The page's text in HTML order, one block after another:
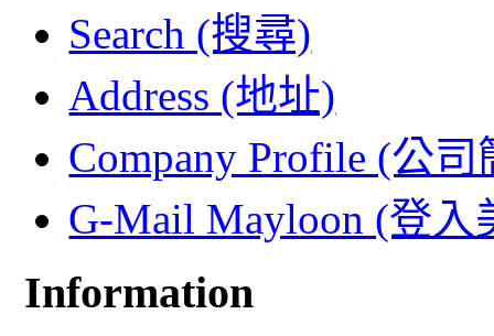
Search (搜尋)
Address (地址)
Company Profile (公司
G-Mail Mayloon (登入
Information